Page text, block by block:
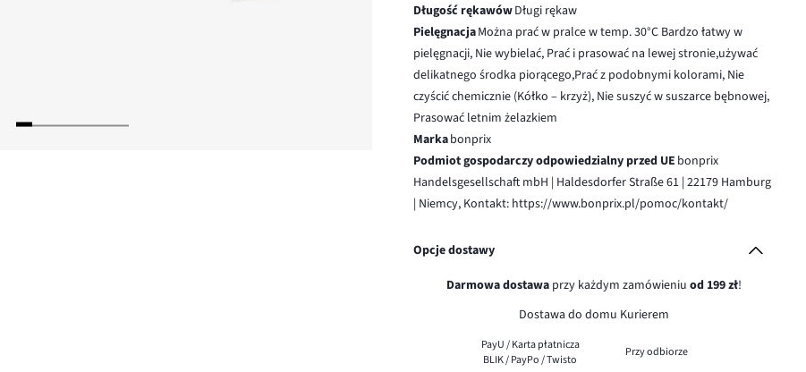
Długość rękawówDługi rękaw
PielęgnacjaMożna prać w pralce w temp. 30°C Bardzo łatwy w
pielęgnacji, Nie wybielać, Prać i prasować na lewej stronie,używać
delikatnego środka piorącego,Prać z podobnymi kolorami, Nie
czyścić chemicznie (Kółko – krzyż), Nie suszyć w suszarce bębnowej,
Prasować letnim żelazkiem
Markabonprix
Podmiot gospodarczy odpowiedzialny przed UE bonprix
Handelsgesellschaft mbH | Haldesdorfer Straße 61 | 22179 Hamburg
| Niemcy, Kontakt: https://www.bonprix.pl/pomoc/kontakt/
Opcje dostawy
Darmowa dostawaprzy każdym zamówieniu od 199 zł!
Dostawa do domu Kurierem
PayU / Karta płatnicza
BLIK / PayPo / Twisto
Przy odbiorze